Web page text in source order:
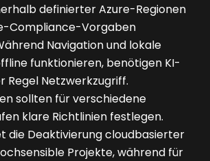
definierter Azure-Regionen
Compliance-Vorgaben
Navigation und lokale
funktionieren, benötigen KI-
Regel Netzwerkzugriff.
sollten für verschiedene
klare Richtlinien festlegen.
die Deaktivierung cloudbasierter
Projekte, während für